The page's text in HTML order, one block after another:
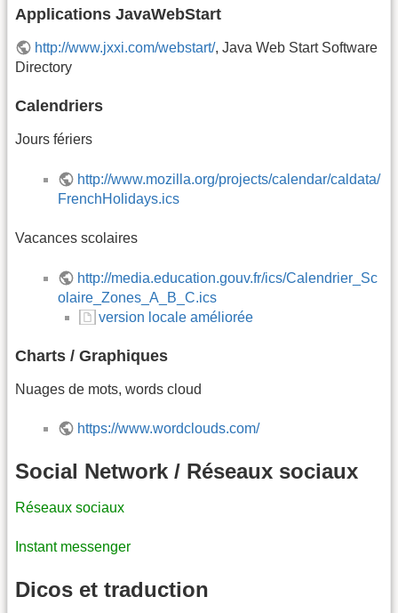
Applications JavaWebStart
http://www.jxxi.com/webstart/, Java Web Start Software
Directory
Calendriers
Jours fériers
http://www.mozilla.org/projects/calendar/caldata/
FrenchHolidays.ics
Vacances scolaires
http://media.education.gouv.fr/ics/Calendrier_Sc
olaire_Zones_A_B_C.ics
version locale améliorée
Charts / Graphiques
Nuages de mots, words cloud
https://www.wordclouds.com/
Social Network / Réseaux sociaux
Réseaux sociaux
Instant messenger
Dicos et traduction